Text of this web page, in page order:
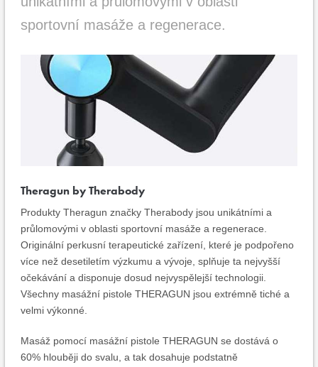
sportovní masáže a regenerace.
Theragun by Therabody
Produkty Theragun značky Therabody jsou unikátními a
průlomovými v oblasti sportovní masáže a regenerace.
Originální perkusní terapeutické zařízení, které je podpořeno
více než desetiletím výzkumu a vývoje, splňuje ta nejvyšší
očekávání a disponuje dosud nejvyspělejší technologii.
Všechny masážní pistole THERAGUN jsou extrémně tiché a
velmi výkonné.
Masáž pomocí masážní pistole THERAGUN se dostává o
60% hlouběji do svalu, a tak dosahuje podstatně